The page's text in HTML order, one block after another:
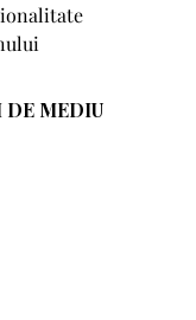
DE MEDIU